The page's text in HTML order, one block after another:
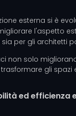
esterna si è
l'aspetto
per gli architetti
non solo
gli spazi
ed efficienza